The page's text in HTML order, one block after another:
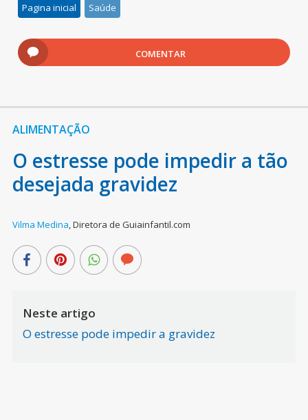
Pagina inicial Saúde
COMENTAR
ALIMENTAÇÃO
O estresse pode impedir a tão
desejada gravidez
Vilma Medina Diretora de Guiainfantil.com
Neste artigo
O estresse pode impedir a gravidez